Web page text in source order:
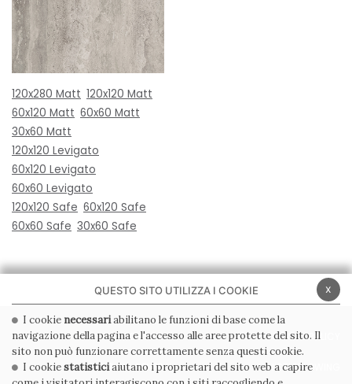
120x280 Matt 120x120 Matt
60x120 Matt 60x60 Matt
30x60 Matt
120x120 Levigato
60x120 Levigato
60x60 Levigato
120x120 Safe 60x120 Safe
60x60 Safe 30x60 Safe
PRIVACY POLICY COOKIE POLICY
CONDIZIONI GENERALI WHISTLEBLOWING
x
QUESTO SITO UTILIZZA I COOKIE
I cookie necessariabilitano le funzioni di base come la
navigazione della pagina e l'accesso alle aree protette del sito. Il
sito non può funzionare correttamente senza questi cookie.
I cookiestatisticiaiutano i proprietari del sito web a capire